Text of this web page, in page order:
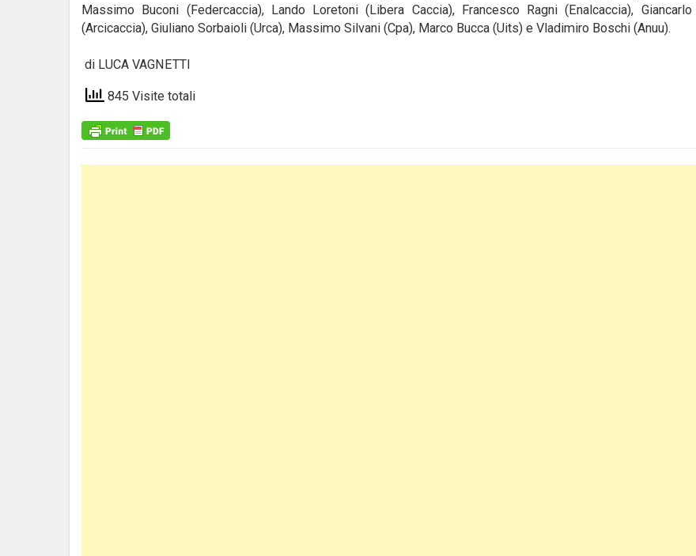
Massimo Buconi (Federcaccia), Lando Loretoni (Libera Caccia), Francesco Ragni (Enalcaccia),
(Arcicaccia), Giuliano Sorbaioli (Urca), Massimo Silvani (Cpa), Marco Bucca (Uits) e Vladimiro Boschi (Anuu).
di LUCA VAGNETTI
845 Visite totali